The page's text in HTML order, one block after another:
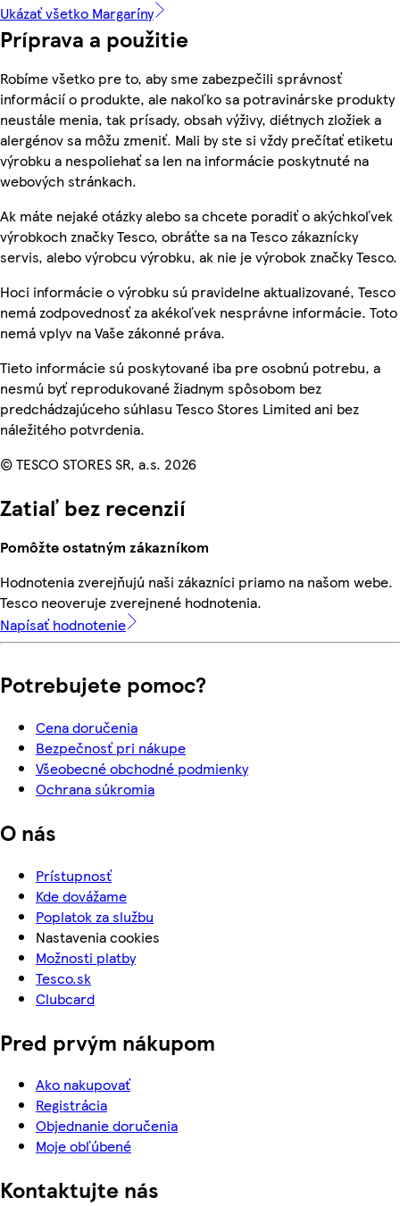
Ukázať všetko Margaríny
Príprava a použitie
Robíme všetko pre to, aby sme zabezpečili správnosť
informácií o produkte, ale nakoľko sa potravinárske produkty
neustále menia, tak prísady, obsah výživy, diétnych zložiek a
alergénov sa môžu zmeniť. Mali by ste si vždy prečítať etiketu
výrobku a nespoliehať sa len na informácie poskytnuté na
webových stránkach.
Ak máte nejaké otázky alebo sa chcete poradiť o akýchkoľvek
výrobkoch značky Tesco, obráťte sa na Tesco zákaznícky
servis, alebo výrobcu výrobku, ak nie je výrobok značky Tesco.
Hoci informácie o výrobku sú pravidelne aktualizované, Tesco
nemá zodpovednosť za akékoľvek nesprávne informácie. Toto
nemá vplyv na Vaše zákonné práva.
Tieto informácie sú poskytované iba pre osobnú potrebu, a
nesmú byť reprodukované žiadnym spôsobom bez
predchádzajúceho súhlasu Tesco Stores Limited ani bez
náležitého potvrdenia.
© TESCO STORES SR, a.s. 2026
Zatiaľ bez recenzií
Pomôžte ostatným zákazníkom
Hodnotenia zverejňujú naši zákazníci priamo na našom webe.
Tesco neoveruje zverejnené hodnotenia.
Napísať hodnotenie
Potrebujete pomoc?
Cena doručenia
Bezpečnosť pri nákupe
Všeobecné obchodné podmienky
Ochrana súkromia
O nás
Prístupnosť
Kde dovážame
Poplatok za službu
Nastavenia cookies
Možnosti platby
Tesco.sk
Clubcard
Pred prvým nákupom
Ako nakupovať
Registrácia
Objednanie doručenia
Moje obľúbené
Kontaktujte nás